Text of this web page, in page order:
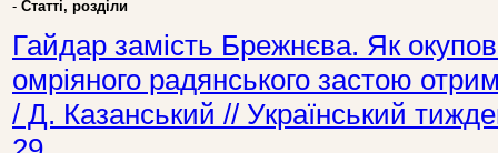
- Статті, розділи
Гайдар замість Брежнєва. Як
омріяного радянського застою
/ Д. Казанський // Український